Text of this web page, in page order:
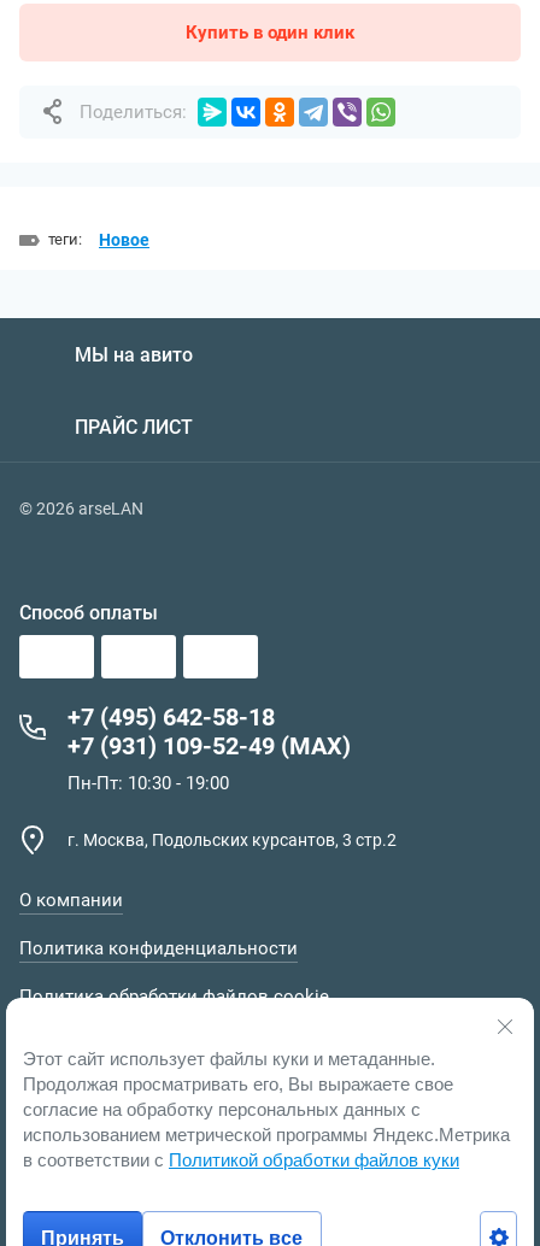
Купить в один клик
Поделиться:
теги: Новое
МЫ на авито
ПРАЙС ЛИСТ
© 2026 arseLAN
Способ оплаты
+7 (495) 642-58-18
+7 (931) 109-52-49 (MAX)
Пн-Пт: 10:30 - 19:00
г. Москва, Подольских курсантов, 3 стр.2
О компании
Политика конфиденциальности
Политика обработки файлов cookie
Этот сайт использует файлы куки и метаданные.
Продолжая просматривать его, Вы выражаете свое
согласие на обработку персональных данных с
использованием метрической программы Яндекс.Метрика
в соответствии с Политикой обработки файлов куки
Принять Отклонить все